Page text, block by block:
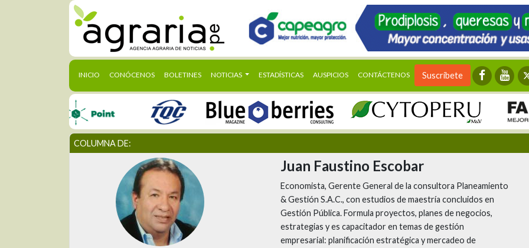
INICIO (CURRENT)
CONÓCENOS BOLETINES NOTICIAS ESTADÍSTICAS AUSPICIOS CONTÁCTENOS Suscríbete
COLUMNA DE:
Juan Faustino Escobar
Economista, Gerente General de la consultora Planeamiento
& Gestión S.A.C., con estudios de maestría concluidos en
Gestión Pública. Formula proyectos, planes de negocios,
estrategias y es capacitador en temas de gestión
empresarial: planificación estratégica y mercadeo de